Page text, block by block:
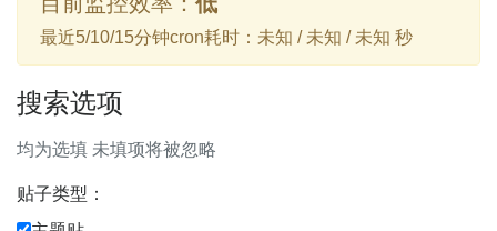
最近5/10/15分钟cron耗时：未知 / 未知 / 未知 秒
搜索选项
均为选填 未填项将被忽略
贴子类型：